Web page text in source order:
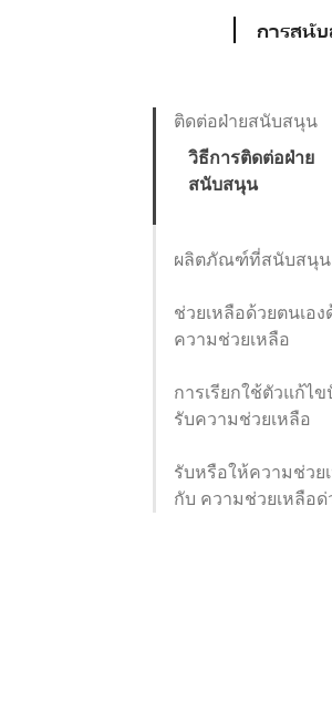
การสนั
ติดต่อฝ่ายสนับสนุน
วิธีการติดต่อฝ่าย
สนับสนุน
ผลิตภัณฑ์ที่สนับสนุน
ช่วยเหลือด้วยตนเอง
ความช่วยเหลือ
การเรียกใช้ตัวแก้ไ
รับความช่วยเหลือ
รับหรือให้ความช่วย
กับ ความช่วยเหลือ